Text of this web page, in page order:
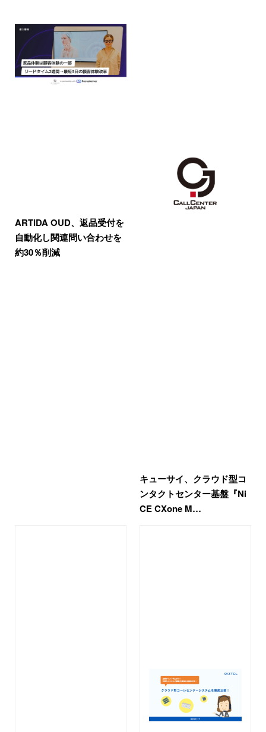
ARTIDA OUD、返品受付を
自動化し関連問い合わせを
約30％削減
キューサイ、クラウド型コ
ンタクトセンター基盤『Ni
CE CXone M…